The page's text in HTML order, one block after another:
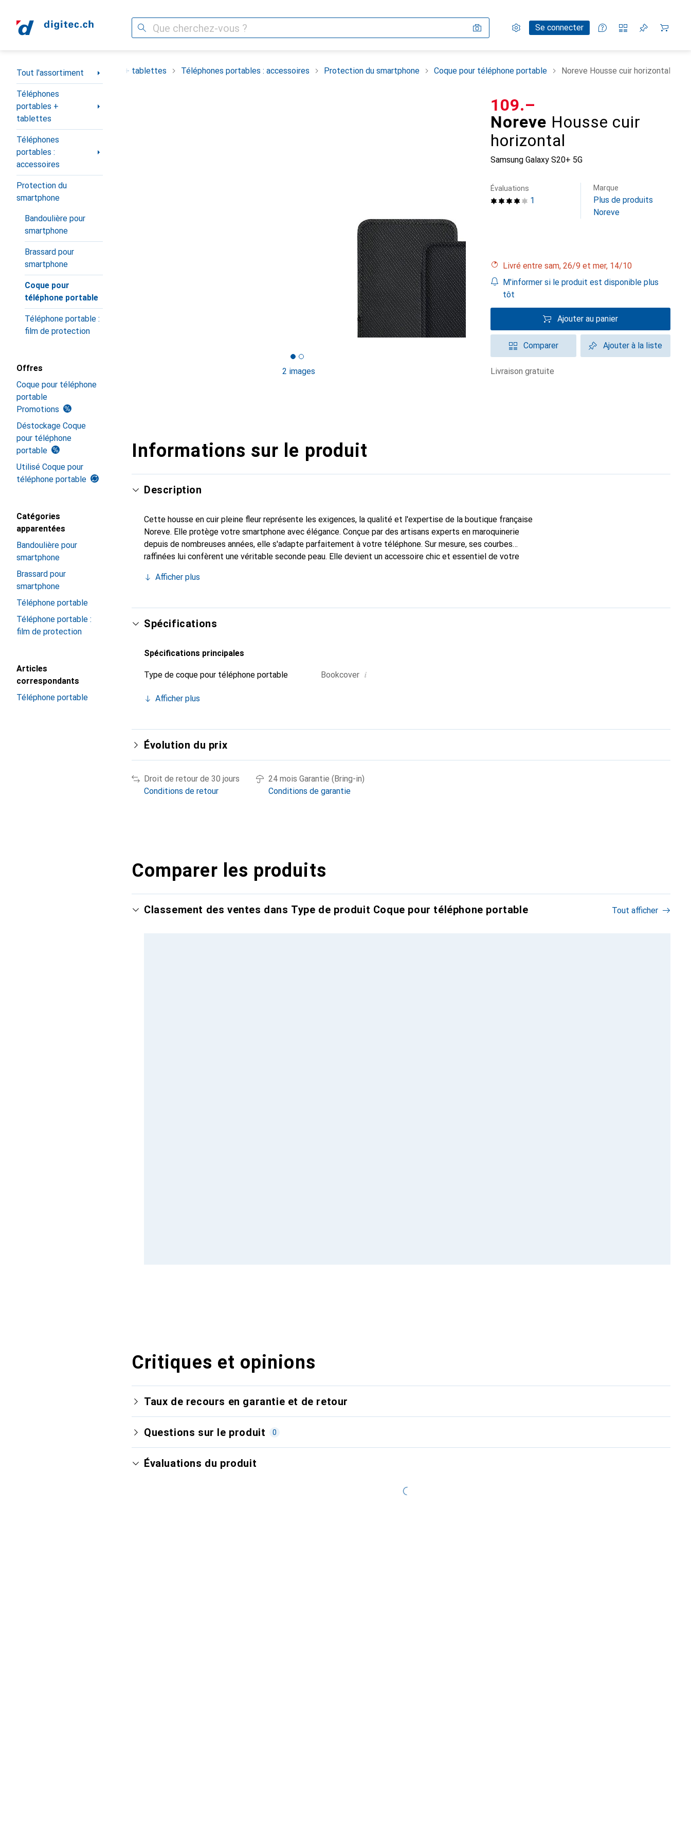
Recherche Paramètres
Compte clientSe connecter
Listes de comparaison
Listes d'envies
Panier
Navigation par catégorie
Tout l'assortiment
Téléphones
portables +
tablettes
Téléphones
portables :
accessoires
Protection du
smartphone
Bandoulière pour
smartphone
Brassard pour
smartphone
Coque pour
téléphone portable
Téléphone portable :
film de protection
Offres
Coque pour téléphone
portable
Promotions
Déstockage Coque
pour téléphone
portable
Utilisé Coque pour
téléphone portable
Catégories
apparentées
Bandoulière pour
smartphone
Brassard pour
smartphone
Téléphone portable
Téléphone portable :
film de protection
Articles
correspondants
Téléphone portable
Téléphones portables + tablettes Téléphones portables : accessoires Protection du smartphone Coque pour téléphone portable Noreve Housse cuir horizontal
2 images
Noreve Housse cuir
horizontal
Samsung Galaxy S20+ 5G
CHF
109.–
1
Évaluations Marque
Plus de produits
Noreve
Livré entre sam, 26/9 et mer, 14/10
M'informer si le produit est disponible plus
tôt
Ajouter au panier
Comparer Ajouter à la liste
livraison gratuite
Informations sur le produit
Description
Cette housse en cuir pleine fleur représente les exigences, la qualité et l'expertise de la boutique française
Noreve. Elle protège votre smartphone avec élégance. Conçue par des artisans experts en maroquinerie
depuis de nombreuses années, elle s'adapte parfaitement à votre téléphone. Sur mesure, ses courbes
raffinées lui confèrent une véritable seconde peau. Elle devient un accessoire chic et essentiel de votre
choix sûr pour une clientèle exigeante.
Afficher plus
Spécifications
Spécifications principales
Type de coque pour téléphone portable Bookcover i
Afficher plus
Évolution du prix
Droit de retour de 30 jours
Conditions de retour
24 mois Garantie (Bring-in)
Conditions de garantie
Comparer les produits
Classement des ventes dans Type de produit Coque pour téléphone portable Tout afficher
Critiques et opinions
Taux de recours en garantie et de retour
Questions sur le produit 0
Évaluations du produit